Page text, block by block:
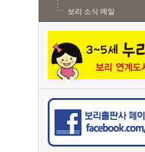
보리 소식 메일